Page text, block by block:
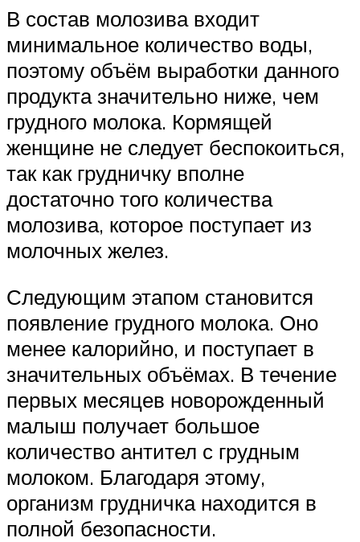
В состав молозива входит
минимальное количество воды,
поэтому объём выработки данного
продукта значительно ниже, чем
грудного молока. Кормящей
женщине не следует беспокоиться,
так как грудничку вполне
достаточно того количества
молозива, которое поступает из
молочных желез.
Следующим этапом становится
появление грудного молока. Оно
менее калорийно, и поступает в
значительных объёмах. В течение
первых месяцев новорожденный
малыш получает большое
количество антител с грудным
молоком. Благодаря этому,
организм грудничка находится в
полной безопасности.